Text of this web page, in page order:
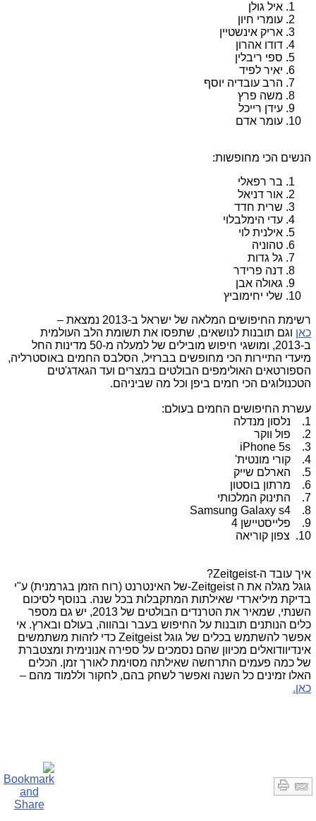
איל גולן
עומרי חיון
אריק אינשטיין
דודו אהרון
ספי ריבלין
יאיר לפיד
הרב עובדיה יוסף
משה פרץ
עידן רייכל
עומר אדם
הנשים הכי מחופשות:
בר רפאלי
אור דניאל
שרית חדד
עדי הימלבלוי
אילנית לוי
טהוניה
גל גדות
דנה פרידר
גאולה אבן
שלי יחימוביץ
רשימת החיפושים המלאה של ישראל ב-2013 נמצאת –
כאן וגם תובנות לנושאים, שתפסו את תשומת הלב העולמית
ב-2013, ומושגי חיפוש מובילים של למעלה מ-50 מדינות החל
מיעדי התיירות הכי מחופשים בברזיל, הסלבס החמים באוסטרליה,
הספורטאים האולימפים הבולטים במצרים ועד הגאדג'טים
הטכנולוגים הכי חמים ביפן וכל מה שביניהם.
עשרת החיפושים החמים בעולם:
1. נלסון מנדלה
2. פול ווקר
3.
iPhone 5s
4. קורי מונטית'
5. הארלם שייק
6. מרתון בוסטון
7. התינוק המלכותי
8.
Samsung Galaxy s4
9. פלייסטיישן 4
10. צפון קוריאה
איך עובד ה-Zeitgeist
?
גוגל מגלה את ה -Zeitgeistשל האינטרנט (רוח הזמן בגרמנית) ע"י
בדיקת מיליארדי שאילתות המתקבלות בכל שנה. בנוסף לסיכום
השנתי, שמאיר את הטרנדים הבולטים של 2013, יש גם מספר
כלים הנותנים תובנות על החיפוש בעבר ובהווה, בעולם ובארץ. אי
אפשר להשתמש בכלים של גוגלZeitgeist כדי לזהות משתמשים
אינדיוודואלים מכיוון שהם נסמכים על ספירה אנונימית ומצטברת
של כמה פעמים התרחשה שאילתה מסוימת לאורך זמן. הכלים
האלו זמינים כל השנה ואפשר לשחק בהם, לחקור וללמוד מהם –
כאן.